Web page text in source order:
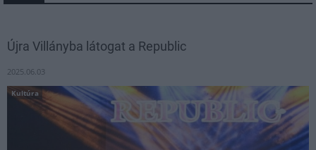
Újra Villányba látogat a Republic
2025.06.03
Kultúra